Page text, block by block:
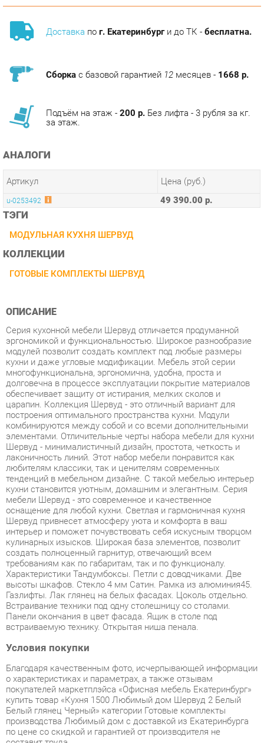
Доставкапог. Екатеринбурги до ТК -бесплатна.
АНАЛОГИ
Артикул
u-0253492 49 390.00 р.
ТЭГИ
МОДУЛЬНАЯ КУХНЯ ШЕРВУД
КОЛЛЕКЦИИ
ГОТОВЫЕ КОМПЛЕКТЫ ШЕРВУД
ОПИСАНИЕ
модулей позволит создать комплект под любые размеры
кухни и даже угловые модификации. Мебель этой серии
многофункциональна, эргономична, удобна, проста и
долговечна в процессе эксплуатации покрытие материалов
обеспечивает защиту от истирания, мелких сколов и
царапин. Коллекция Шервуд - это отличный вариант для
построения оптимального пространства кухни. Модули
комбинируются между собой и со всеми дополнительными
элементами. Отличительные черты набора мебели для кухни
Шервуд - минималистичный дизайн, простота, четкость и
лаконичность линий. Этот набор мебели понравится как
любителям классики, так и ценителям современных
тенденций в мебельном дизайне. С такой мебелью интерьер
кухни становится уютным, домашним и элегантным. Серия
мебели Шервуд - это современное и качественное
оснащение для любой кухни. Светлая и гармоничная кухня
Шервуд привнесет атмосферу уюта и комфорта в ваш
интерьер и поможет почувствовать себя искусным творцом
кулинарных изысков. Широкая база элементов, позволит
создать полноценный гарнитур, отвечающий всем
требованиям как по габаритам, так и по функционалу.
Характеристики Тандумбоксы. Петли с доводчиками. Две
высоты шкафов. Стекло 4 мм Сатин. Рамка из алюминия45.
Газлифты. Лак глянец на белых фасадах. Цоколь отдельно.
Встраивание техники под одну столешницу со столами.
Панели окончания в цвет фасада. Ящик в столе под
встраиваемую технику. Открытая ниша пенала.
Условия покупки
Благодаря качественным фото, исчерпывающей информации
о характеристиках и параметрах, а также отзывам
купить товар «Кухня 1500 Любимый дом Шервуд 2 Белый
производства Любимый дом с доставкой из Екатеринбурга
по цене со скидкой и гарантией от производителя не
составит труда.
Мы отправляем заказы в доставку ежедневно. Товары из
ассортимента в наличии на складе в Екатеринбурге вы
получите не позднее48-ми часовс момента оформления
заказа. Дополнительно вы можете заказать подъём на этаж